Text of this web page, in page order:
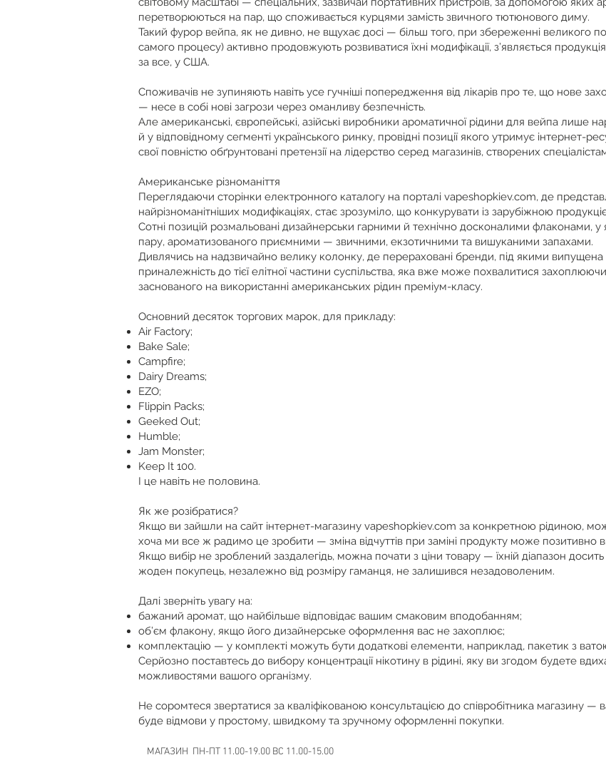
перетворюються на пар, що споживається курцями замість звичного тютюнового диму.
Такий фурор вейпа, як не дивно, не вщухає досі — більш того, при збереженні великого
самого процесу) активно продовжують розвиватися їхні модифікації, з’являється
за все, у США.
Споживачів не зупиняють навіть усе гучніші попередження від лікарів про те, що нове
— несе в собі нові загрози через оманливу безпечність.
Але американські, європейські, азійські виробники ароматичної рідини для вейпа лише
й у відповідному сегменті українського ринку, провідні позиції якого утримує інтернет-
свої повністю обґрунтовані претензії на лідерство серед магазинів, створених
Американське різноманіття
Переглядаючи сторінки електронного каталогу на порталі vapeshopkiev.com, де
найрізноманітніших модифікаціях, стає зрозуміло, що конкурувати із зарубіжною
Сотні позицій розмальовані дизайнерськи гарними й технічно досконалими флаконами, у
пару, ароматизованого приємними — звичними, екзотичними та вишуканими запахами.
Дивлячись на надзвичайно велику колонку, де перераховані бренди, під якими випущена
приналежність до тієї елітної частини суспільства, яка вже може похвалитися
заснованого на використанні американських рідин преміум-класу.
Основний десяток торгових марок, для прикладу:
Air Factory;
Bake Sale;
Campfire;
Dairy Dreams;
EZO;
Flippin Packs;
Geeked Out;
Humble;
Jam Monster;
Keep It 100.
І це навіть не половина.
Як же розібратися?
Якщо ви зайшли на сайт інтернет-магазину vapeshopkiev.com за конкретною рідиною,
хоча ми все ж радимо це зробити — зміна відчуттів при заміні продукту може позитивно
Якщо вибір не зроблений заздалегідь, можна почати з ціни товару — їхній діапазон
жоден покупець, незалежно від розміру гаманця, не залишився незадоволеним.
Далі зверніть увагу на:
бажаний аромат, що найбільше відповідає вашим смаковим вподобанням;
об’єм флакону, якщо його дизайнерське оформлення вас не захоплює;
комплектацію — у комплекті можуть бути додаткові елементи, наприклад, пакетик з
Серйозно поставтесь до вибору концентрації нікотину в рідині, яку ви згодом будете
можливостями вашого організму.
Не соромтеся звертатися за кваліфікованою консультацією до співробітника магазину —
буде відмови у простому, швидкому та зручному оформленні покупки.
МАГАЗИН ПН-ПТ 11.00-19.00 ВС 11.00-15.00